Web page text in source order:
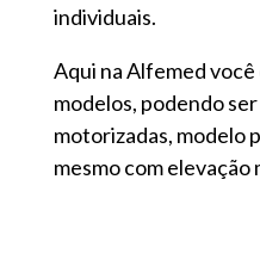
individuais.
Aqui na Alfemed
modelos, podendo
motorizadas, modelo
mesmo com elevação